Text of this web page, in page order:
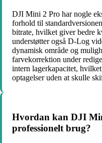
DJI Mini 2 Pro har nogle
forhold til
bitrate, hvilket giver bedre
understøtter også D-Log
dynamisk område og
farvekorrektion under
intern lagerkapacitet,
optagelser uden at skulle
Hvordan kan DJI
professionelt brug?